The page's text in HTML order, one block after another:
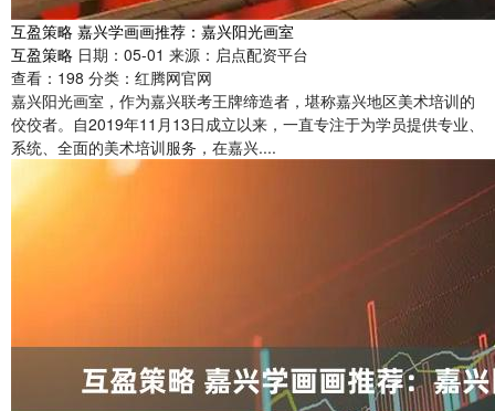
互盈策略 嘉兴学画画推荐：嘉兴阳光画室
互盈策略 日期：05-01 来源：启点配资平台
查看： 198 分类： 红腾网官网
嘉兴阳光画室，作为嘉兴联考王牌缔造者，堪称嘉兴地区美术培训的
佼佼者。自2019年11月13日成立以来，一直专注于为学员提供专业、
系统、全面的美术培训服务，在嘉兴....